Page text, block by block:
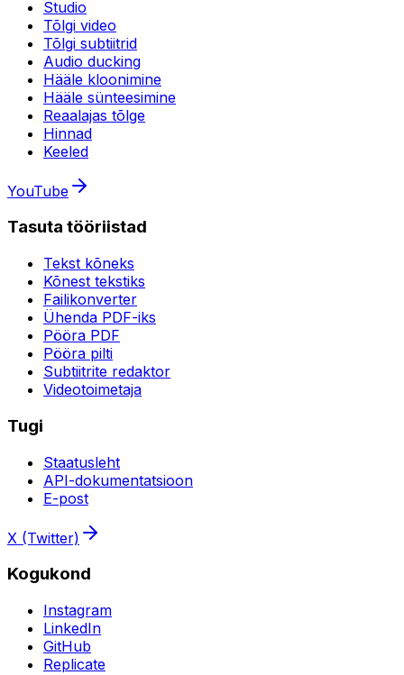
Studio
Tõlgi video
Tõlgi subtiitrid
Audio ducking
Hääle kloonimine
Hääle sünteesimine
Reaalajas tõlge
Hinnad
Keeled
YouTube
Tasuta tööriistad
Tekst kõneks
Kõnest tekstiks
Failikonverter
Ühenda PDF-iks
Pööra PDF
Pööra pilti
Subtiitrite redaktor
Videotoimetaja
Tugi
Staatusleht
API-dokumentatsioon
E-post
X (Twitter)
Kogukond
Instagram
LinkedIn
GitHub
Replicate